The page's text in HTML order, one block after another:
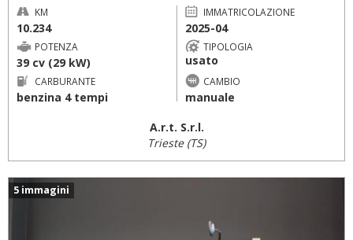
KM
10.234
IMMATRICOLAZIONE
2025-04
POTENZA
39 cv (29 kW)
TIPOLOGIA
usato
CARBURANTE
benzina 4 tempi
CAMBIO
manuale
A.r.t. S.r.l.
Trieste (TS)
5 immagini